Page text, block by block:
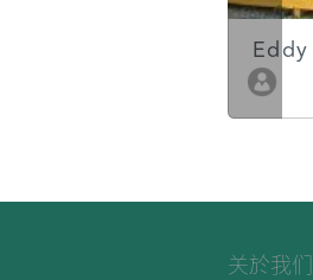
Eddy
关於我们